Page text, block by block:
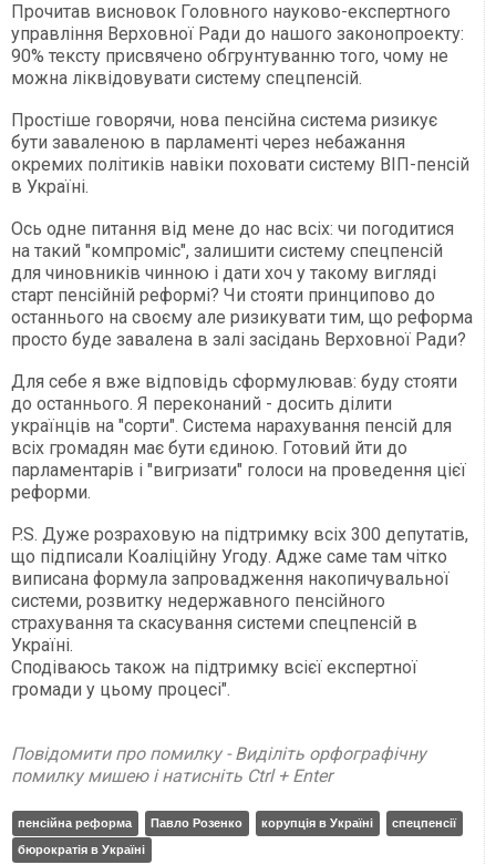
Прочитав висновок Головного науково-експертного
управління Верховної Ради до нашого законопроекту:
90% тексту присвячено обгрунтуванню того, чому не
можна ліквідовувати систему спецпенсій.
Простіше говорячи, нова пенсійна система ризикує
бути заваленою в парламенті через небажання
окремих політиків навіки поховати систему ВІП-пенсій
в Україні.
Ось одне питання від мене до нас всіх: чи погодитися
на такий "компроміс", залишити систему спецпенсій
для чиновників чинною і дати хоч у такому вигляді
старт пенсійній реформі? Чи стояти принципово до
останнього на своєму але ризикувати тим, що реформа
просто буде завалена в залі засідань Верховної Ради?
Для себе я вже відповідь сформулював: буду стояти
до останнього. Я переконаний - досить ділити
українців на "сорти". Система нарахування пенсій для
всіх громадян має бути єдиною. Готовий йти до
парламентарів і "вигризати" голоси на проведення цієї
реформи.
P.S. Дуже розраховую на підтримку всіх 300 депутатів,
що підписали Коаліційну Угоду. Адже саме там чітко
виписана формула запровадження накопичувальної
системи, розвитку недержавного пенсійного
страхування та скасування системи спецпенсій в
Україні.
Сподіваюсь також на підтримку всієї експертної
громади у цьому процесі".
Повідомити про помилку - Виділіть орфографічну
помилку мишею і натисніть Ctrl + Enter
пенсійна реформа Павло Розенко корупція в Україні
спецпенсії
бюрократія в Україні